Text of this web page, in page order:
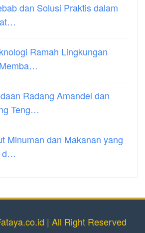
dan Solusi Praktis dalam
Ramah Lingkungan
Radang Amandel dan
Teng…
Minuman dan Makanan yang
d…
| All Right Reserved